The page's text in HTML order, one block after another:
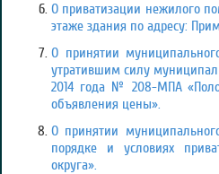
О приватизации нежилого
этаже здания по адресу:
О принятии
утратившим силу
2014 года № 208-МПА
объявления цены».
О принятии
порядке и условиях
округа».